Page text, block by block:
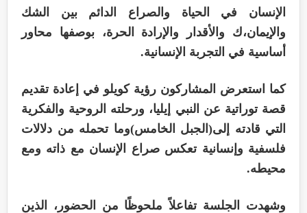
الإنسان في الحياة والصراع الدائم بين الشك
والإيمان،ك والأقدار والإرادة الحرة، بوصفها محاور
أساسية في التجربة الإنسانية.
كما استعرض المشاركون رؤية كويلو في إعادة تقديم
قصة توراتية عن النبي إيليا، ورحلته الروحية والفكرية
التي قادته إلى(الجبل الخامس)وما تحمله من دلالات
فلسفية وإنسانية تعكس صراع الإنسان مع ذاته ومع
محيطه.
وشهدت الجلسة تفاعلاً ملحوظًا من الحضور، الذين